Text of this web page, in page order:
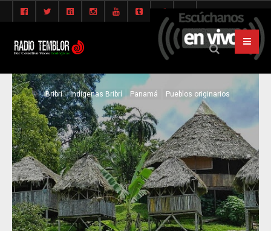
Bribri Indígenas Bribrí Panamá Pueblos originarios